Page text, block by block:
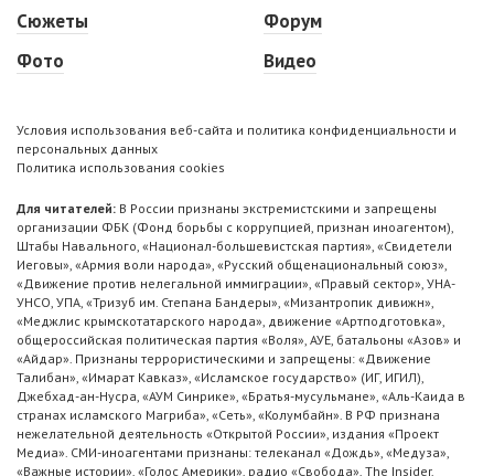
Сюжеты
Фото
Форум
Видео
Условия использования веб-сайта и политика конфиденциальности и
персональных данных
Политика использования cookies
Для читателей: В России признаны экстремистскими и запрещены
организации ФБК (Фонд борьбы с коррупцией, признан иноагентом),
Штабы Навального, «Национал-большевистская партия», «Свидетели
Иеговы», «Армия воли народа», «Русский общенациональный союз»,
«Движение против нелегальной иммиграции», «Правый сектор», УНА-
УНСО, УПА, «Тризуб им. Степана Бандеры», «Мизантропик дивижн»,
«Меджлис крымскотатарского народа», движение «Артподготовка»,
общероссийская политическая партия «Воля», АУЕ, батальоны «Азов» и
«Айдар». Признаны террористическими и запрещены: «Движение
Талибан», «Имарат Кавказ», «Исламское государство» (ИГ, ИГИЛ),
Джебхад-ан-Нусра, «АУМ Синрике», «Братья-мусульмане», «Аль-Каида в
странах исламского Магриба», «Сеть», «Колумбайн». В РФ признана
нежелательной деятельность «Открытой России», издания «Проект
Медиа». СМИ-иноагентами признаны: телеканал «Дождь», «Медуза»,
«Важные истории», «Голос Америки», радио «Свобода», The Insider,